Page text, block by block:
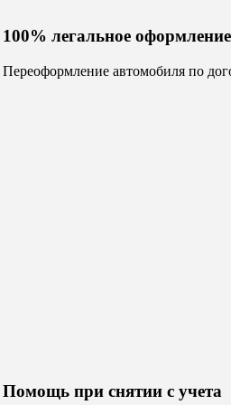
100% легальное оформление
Переоформление автомобиля по
Помощь при снятии с учета